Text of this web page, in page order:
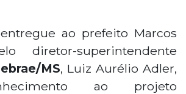
ao prefeito Marcos
diretor-superintendente
MS, Luiz Aurélio Adler,
ao projeto